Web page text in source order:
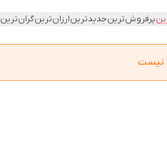
پرفروش‌ترینجدیدترینارزان‌ترینگران‌ترین
نیست